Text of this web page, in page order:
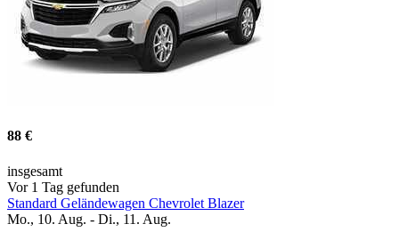
88 €
insgesamt
Vor 1 Tag gefunden
Standard Geländewagen Chevrolet Blazer
Mo., 10. Aug. - Di., 11. Aug.